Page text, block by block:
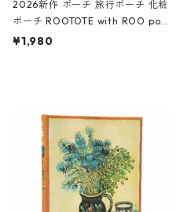
2026新作 ポーチ 旅行ポーチ 化粧
ポーチ ROOTOTE with ROO pou
ch 3532 ルートート WR.ポーチ.ラ
¥1,980